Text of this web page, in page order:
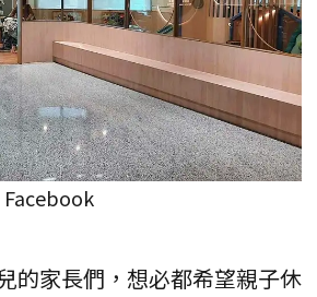
Facebook
的家長們，想必都希望親子休